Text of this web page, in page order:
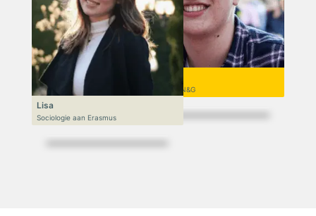
Niek
VWO 6, N&T/N&G
Lisa
Sociologie aan Erasmus